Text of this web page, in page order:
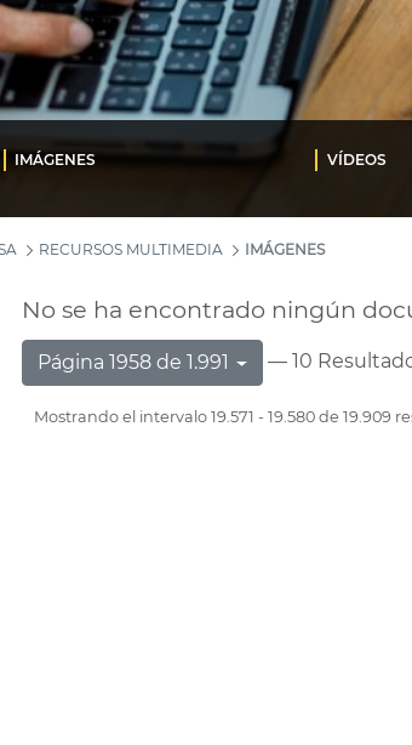
IMÁGENES VÍDEOS
RECURSOS MULTIMEDIA IMÁGENES
No se ha encontrado ningún
Página 1958 de 1.991 — 10
Mostrando el intervalo 19.571 - 19.580 de 19.909